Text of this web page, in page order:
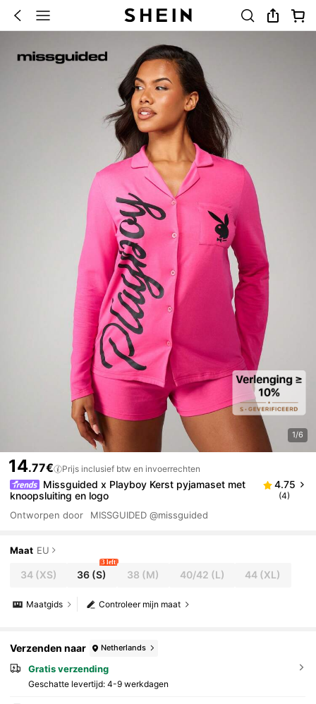
1/6
14.77€ Prijs inclusief btw en invoerrechten
Missguided x Playboy Kerst pyjamaset met
knoopsluiting en logo
4.75
(4)
Ontworpen door MISSGUIDED @missguided
Maat EU
34(XS) 36 (S)
3 left
38 (M) 40/42 (L) 44 (XL)
Controleer mijn maat
Maatgids
Verzenden naar Netherlands
Gratis verzending
Geschatte levertijd: 4-9 werkdagen